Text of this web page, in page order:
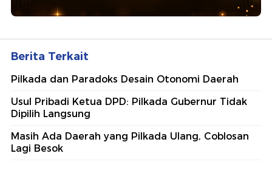
Berita Terkait
Pilkada dan Paradoks Desain Otonomi Daerah
Usul Pribadi Ketua DPD: Pilkada Gubernur Tidak
Dipilih Langsung
Masih Ada Daerah yang Pilkada Ulang, Coblosan
Lagi Besok